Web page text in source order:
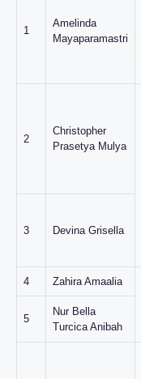
1
Amelinda
Mayaparamastri
2
Christopher
Prasetya Mulya
3 Devina Grisella
4
Zahira Amaalia
5
Nur Bella
Turcica Anibah